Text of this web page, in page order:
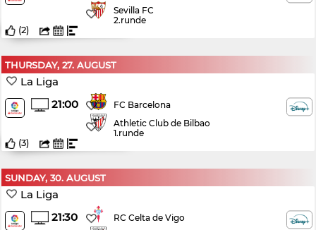
Sevilla FC
2.runde
(2)
THURSDAY, 27. AUGUST
La Liga
21:00
FC Barcelona
Athletic Club de Bilbao
1.runde
(3)
SUNDAY, 30. AUGUST
La Liga
21:30
RC Celta de Vigo